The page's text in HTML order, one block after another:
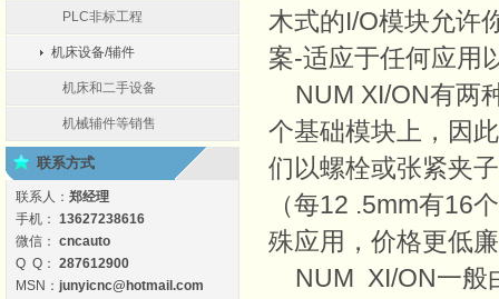
木式的I/O模块允许
案-适应于任何应用
NUM XI/ON有两
个基础模块上，因
们以螺栓或张紧夹
（每12 .5mm有16
殊应用，价格更低
NUM XI/ON一般
PLC非标工程
机床设备/辅件
机床和二手设备
机械辅件等销售
联系方式
联系人： 郑经理
手机： 13627238616
微信： cncauto
Q Q： 287612900
MSN： junyicnc@hotmail.com